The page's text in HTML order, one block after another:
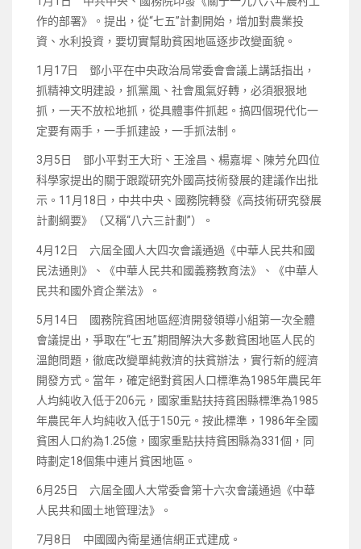
作的部署》。提出，從“七五”計劃開始，增加對農業投
資、水利投資，要切實幫助貧困地區逐步改變面貌。
1月17日 鄧小平在中央政治局常委會會議上講話指出，
抓精神文明建設，抓黨風、社會風氣好轉，必須狠狠地
抓，一天不放松地抓，從具體事件抓起。搞四個現代化一
定要有兩手，一手抓建設，一手抓法制。
3月5日 鄧小平對王大珩、王淦昌、楊嘉墀、陳芳允四位
科學家提出的關于跟蹤研究外國高技術發展的建議作出批
示。11月18日，中共中央、國務院轉發《高技術研究發展
計劃綱要》（又稱“八六三計劃”）。
4月12日 六屆全國人大四次會議通過《中華人民共和國
民法通則》、《中華人民共和國義務教育法》、《中華人
民共和國外資企業法》。
5月14日 國務院貧困地區經濟開發領導小組第一次全體
會議提出，爭取在“七五”期間解決大多數貧困地區人民的
溫飽問題，徹底改變單純救濟的扶貧辦法，實行新的經濟
開發方式。當年，確定絕對貧困人口標準為1985年農民年
人均純收入低于206元，國家重點扶持貧困縣標準為1985
年農民年人均純收入低于150元。按此標準，1986年全國
貧困人口約為1.25億，國家重點扶持貧困縣為331個，同
時劃定18個集中連片貧困地區。
6月25日 六屆全國人大常委會第十六次會議通過《中華
人民共和國土地管理法》。
7月8日 中國國內衛星通信網正式建成。